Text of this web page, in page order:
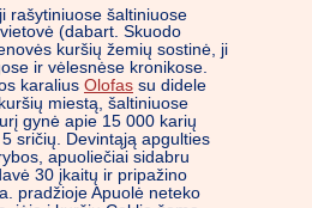
rašytiniuose šaltiniuose
(dabart. Skuodo
kuršių žemių sostinė, ji
ir vėlesnėse kronikose.
karalius Olofas su didele
miestą, šaltiniuose
gynė apie 15 000 karių
sričių. Devintąją apgulties
apuoliečiai sidabru
30 įkaitų ir pripažino
pradžioje Apuolė neteko